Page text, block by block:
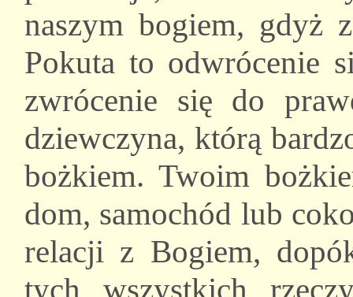
naszym bogiem, gdyż
Pokuta to odwrócenie
zwrócenie się do
dziewczyna, którą
bożkiem. Twoim
dom, samochód lub
relacji z Bogiem,
tych wszystkich